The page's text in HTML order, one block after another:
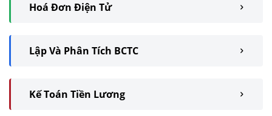
Hoá Đơn Điện Tử
Lập Và Phân Tích BCTC
Kế Toán Tiền Lương